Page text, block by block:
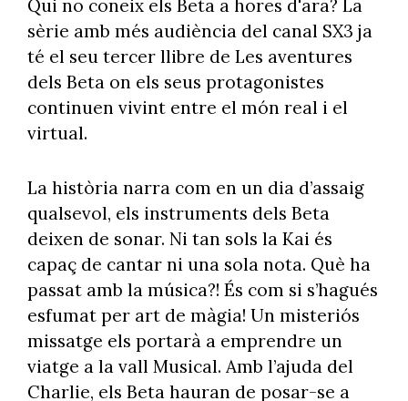
Qui no coneix els Beta a hores d'ara? La
sèrie amb més audiència del canal SX3 ja
té el seu tercer llibre de Les aventures
dels Beta on els seus protagonistes
continuen vivint entre el món real i el
virtual.
La història narra com en un dia d’assaig
qualsevol, els instruments dels Beta
deixen de sonar. Ni tan sols la Kai és
capaç de cantar ni una sola nota. Què ha
passat amb la música?! És com si s’hagués
esfumat per art de màgia! Un misteriós
missatge els portarà a emprendre un
viatge a la vall Musical. Amb l’ajuda del
Charlie, els Beta hauran de posar-se a